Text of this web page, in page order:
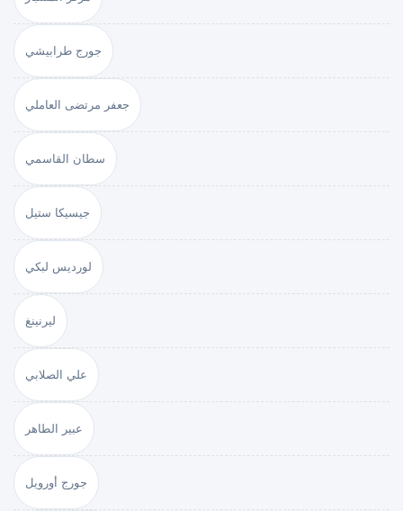
جورج طرابيشي
جعفر مرتضى العاملي
سطان القاسمي
جيسيكا ستيل
لورديس لبكي
ليرنينغ
علي الصلابي
عبير الطاهر
جورج أورويل